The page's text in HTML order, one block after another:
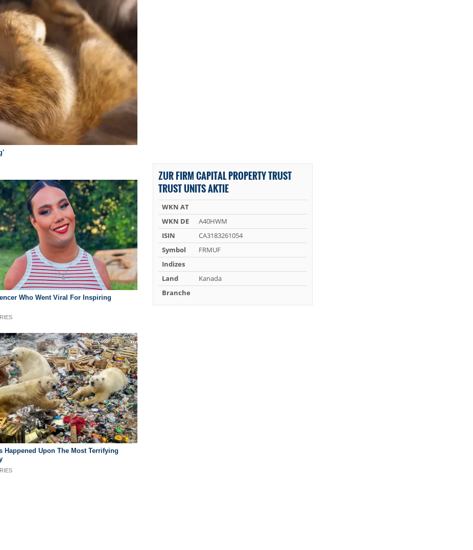
ZUR FIRM CAPITAL PROPERTY TRUST
TRUST UNITS AKTIE
WKN AT
WKN DE
A40HWM
ISIN
CA3183261054
Symbol
FRMUF
Indizes
Land
Kanada
Branche